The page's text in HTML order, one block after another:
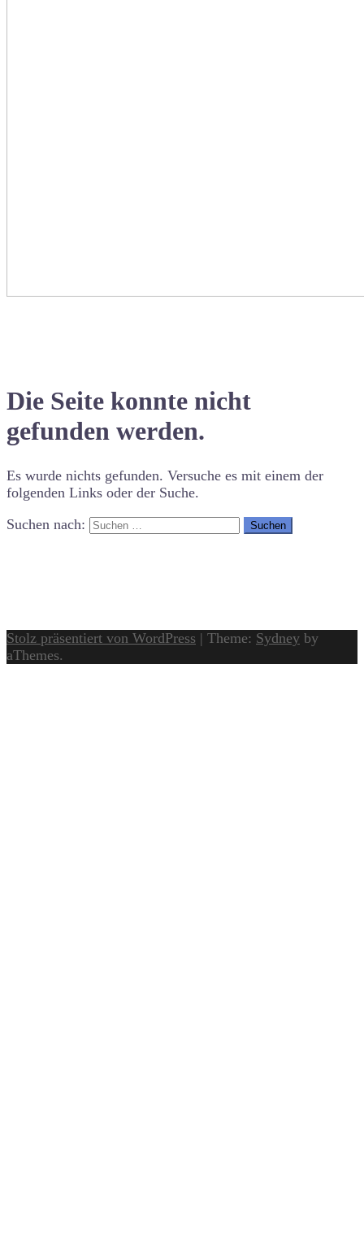
Die Seite konnte nicht
gefunden werden.
Es wurde nichts gefunden. Versuche es mit einem der
folgenden Links oder der Suche.
Suchen nach:
Stolz präsentiert von WordPress | Theme: Sydney by
aThemes.